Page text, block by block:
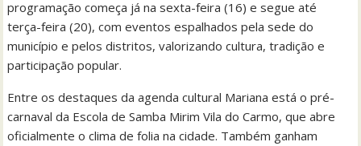
programação começa já na sexta-feira (16) e segue até
terça-feira (20), com eventos espalhados pela sede do
município e pelos distritos, valorizando cultura, tradição e
participação popular.
Entre os destaques da agenda cultural Mariana está o pré-
carnaval da Escola de Samba Mirim Vila do Carmo, que abre
oficialmente o clima de folia na cidade. Também ganham